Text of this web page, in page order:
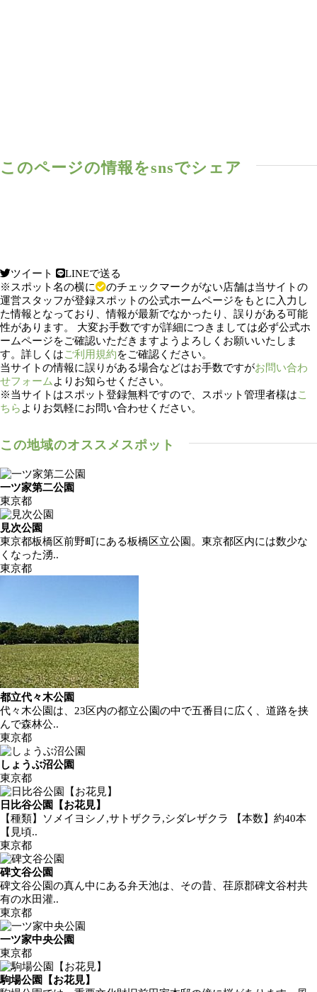
このページの情報をsnsでシェア
ツイート
LINEで送る
※スポット名の横に
のチェックマークがない店舗は当サイトの
運営スタッフが登録スポットの公式ホームページをもとに入力し
た情報となっており、情報が最新でなかったり、誤りがある可能
性があります。 大変お手数ですが詳細につきましては必ず公式ホ
ームページをご確認いただきますようよろしくお願いいたしま
す。詳しくはご利用規約をご確認ください。
当サイトの情報に誤りがある場合などはお手数ですがお問い合わ
せフォーム よりお知らせください。
※当サイトはスポット登録無料ですので、スポット管理者様はこ
ちら よりお気軽にお問い合わせください。
この地域のオススメスポット
一ツ家第二公園
東京都
見次公園
東京都板橋区前野町にある板橋区立公園。東京都区内には数少な
くなった湧..
東京都
都立代々木公園
代々木公園は、23区内の都立公園の中で五番目に広く、道路を挟
んで森林公..
東京都
しょうぶ沼公園
東京都
日比谷公園【お花見】
【種類】ソメイヨシノ,サトザクラ,シダレザクラ 【本数】約40本
【見頃..
東京都
碑文谷公園
碑文谷公園の真ん中にある弁天池は、その昔、荏原郡碑文谷村共
有の水田灌..
東京都
一ツ家中央公園
東京都
駒場公園【お花見】